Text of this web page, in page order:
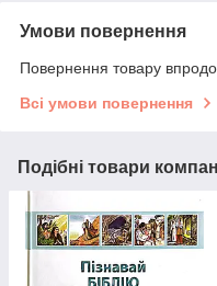
Умови повернення
Повернення товару
Всі умови повернення
Подібні товари